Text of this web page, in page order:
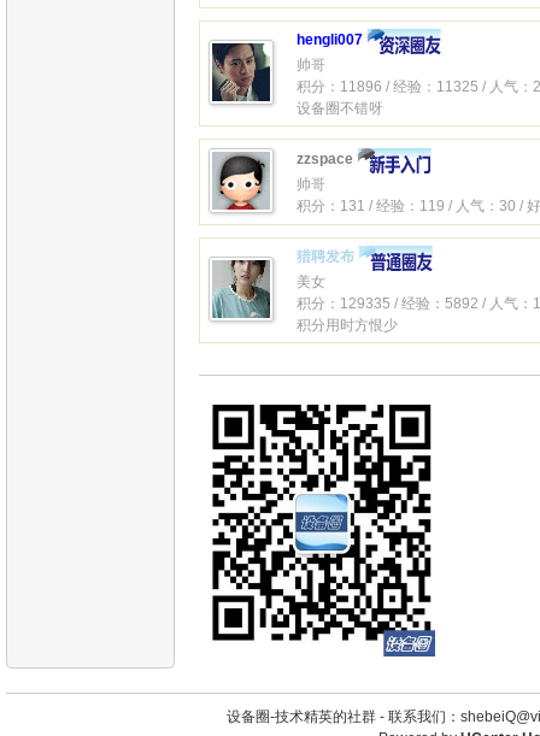
hengli007
帅哥
积分：11896 / 经验：11325 / 人气：
设备圈不错呀
zzspace
帅哥
积分：131 / 经验：119 / 人气：30 /
猎聘发布
美女
积分：129335 / 经验：5892 / 人气：
积分用时方恨少
设备圈-技术精英的社群 - 联系我们：